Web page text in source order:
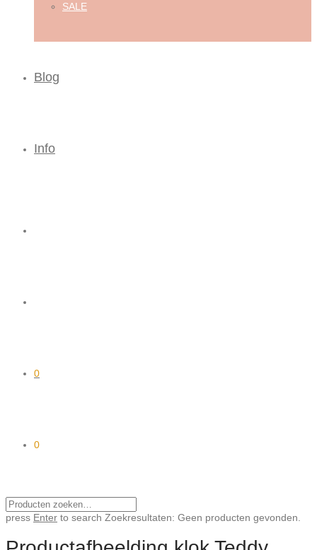
SALE
Blog
Info
0
0
press Enter to search Zoekresultaten: Geen producten gevonden.